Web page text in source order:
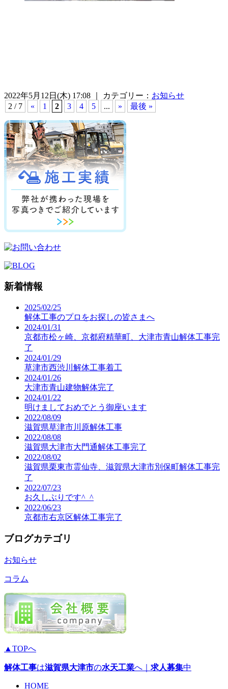
2022年5月12日(木) 17:08 ｜ カテゴリー： お知らせ
2 / 7
« 1 2 3 4 5 ... » 最後 »
新着情報
2025/02/25
解体工事のプロをお探しの皆さまへ
2024/01/31
京都市松ヶ崎、京都府精華町、大津市青山解体工事完
了
2024/01/29
草津市西渋川解体工事着工
2024/01/26
大津市青山建物解体完了
2024/01/22
明けましておめでとう御座います
2022/08/09
滋賀県草津市川原解体工事
2022/08/08
滋賀県大津市大門通解体工事完了
2022/08/02
滋賀県栗東市霊仙寺、滋賀県大津市別保町解体工事完
了
2022/07/23
お久しぶりです^_^
2022/06/23
京都市右京区解体工事完了
ブログカテゴリ
お知らせ
コラム
▲TOPへ
解体工事は滋賀県大津市の水天工業へ｜ 求人募集中
HOME